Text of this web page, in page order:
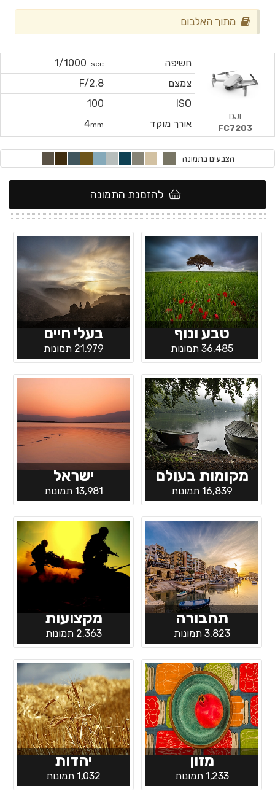
מתוך האלבום
חשיפה sec
1/1000
צמצם
F/2.8
ISO
100
אורך מוקד
4mm
DJI
FC7203
הצבעים בתמונה
להזמנת התמונה
טבע ונוף
36,485 תמונות
בעלי חיים
21,979 תמונות
מקומות בעולם
16,839 תמונות
ישראל
13,981 תמונות
תחבורה
3,823 תמונות
מקצועות
2,363 תמונות
מזון
1,233 תמונות
יהדות
1,032 תמונות